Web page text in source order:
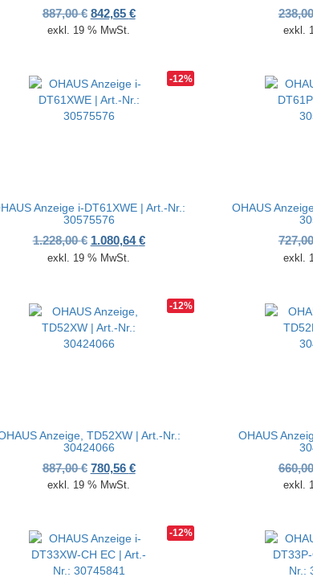
€€.
887,00€ Ursprünglicher Preis war: 887,00 €
842,65 €Aktueller Preis ist: 842,65 €.
exkl. 19 % MwSt. exkl.
€€.
-12%
Anzeige i-DT61XWE | Art.-Nr.:
30575576
1.228,00€ Ursprünglicher Preis war: 1.228,00 €
1.080,64€Aktueller Preis ist: 1.080,64 €.
exkl. 19 % MwSt.
OHAUS
exkl.
€
884,40 €.
-12%
Anzeige, TD52XW | Art.-Nr.:
30424066
887,00€ Ursprünglicher Preis war: 887,00 €
780,56 €Aktueller Preis ist: 780,56 €.
exkl. 19 % MwSt.
OHAUS
exkl.
-12%